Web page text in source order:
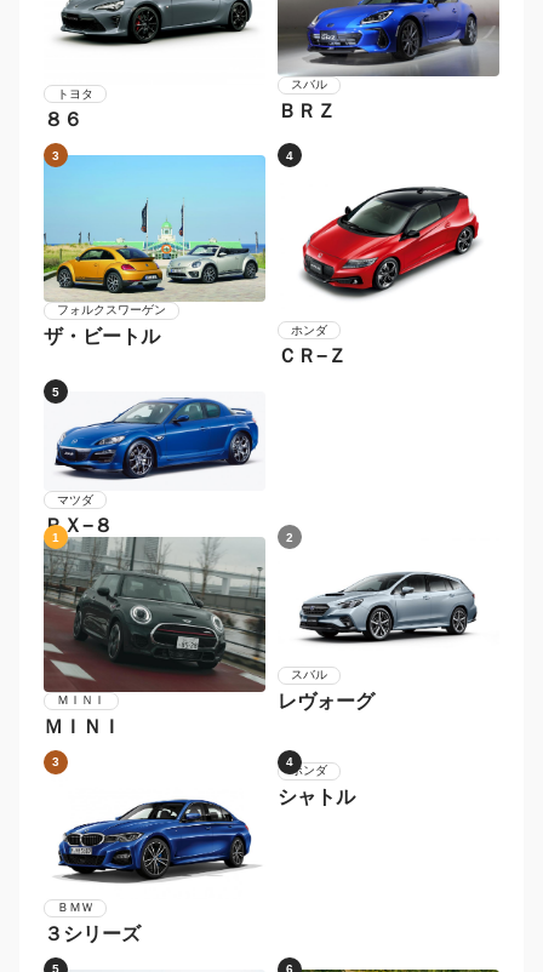
トヨタ
８６
スバル
ＢＲＺ
3
フォルクスワーゲン
ザ・ビートル
4
ホンダ
ＣＲ−Ｚ
5
マツダ
ＲＸ−８
1
ＭＩＮＩ
ＭＩＮＩ
2
スバル
レヴォーグ
3
ＢＭＷ
３シリーズ
4